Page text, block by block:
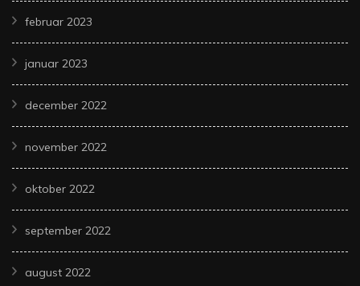
februar 2023
januar 2023
december 2022
november 2022
oktober 2022
september 2022
august 2022